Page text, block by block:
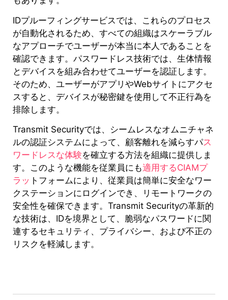
IDプルーフィングサービスでは、これらのプロセス
が自動化されるため、すべての組織はスケーラブル
なアプローチでユーザーが本当に本人であることを
確認できます。パスワードレス技術では、生体情報
とデバイスを組み合わせてユーザーを認証します。
そのため、ユーザーがアプリやWebサイトにアクセ
スすると、デバイスが秘密鍵を使用して不正行為を
排除します。
Transmit Securityでは、シームレスなオムニチャネ
ルの認証システムによって、顧客離れを減らすパス
ワードレスな体験を確立する方法を組織に提供しま
す。このような機能を従業員にも適用するCIAMプ
ラッ トフォームにより、従業員は簡単に安全なワー
クステーションにログインでき、リモートワークの
安全性を確保できます。Transmit Securityの革新的
な技術は、IDを境界として、脆弱なパスワードに関
連するセキュリティ、プライバシー、および不正の
リスクを軽減します。